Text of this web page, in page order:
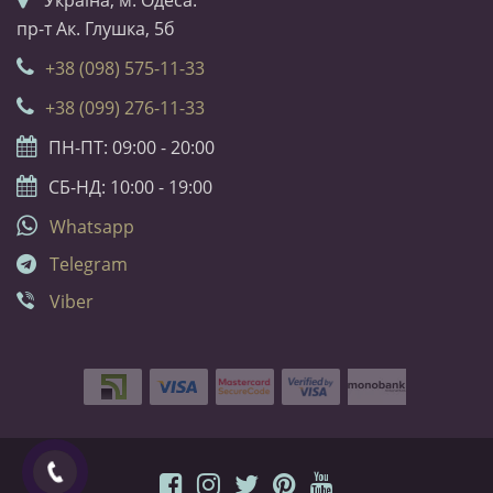
біжутерією від KristalPlus.
пр-т Ак. Глушка, 5б
+38 (098) 575-11-33
+38 (099) 276-11-33
ПН-ПТ: 09:00 - 20:00
СБ-НД: 10:00 - 19:00
Whatsapp
Telegram
Viber